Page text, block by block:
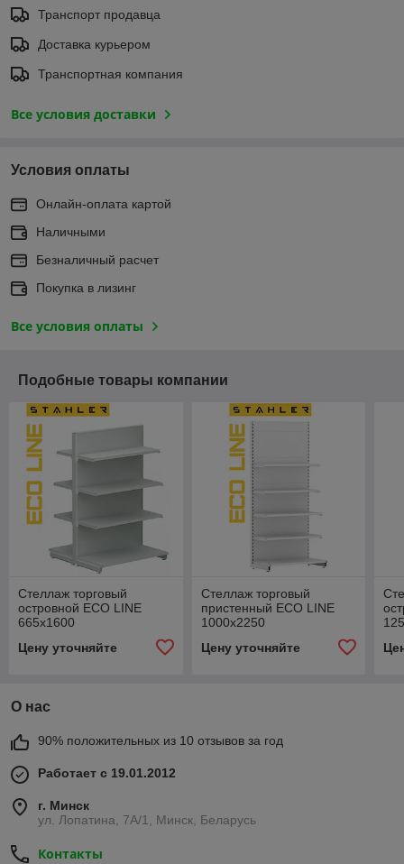
Транспорт продавца
Доставка курьером
Транспортная компания
Все условия доставки
Условия оплаты
Онлайн-оплата картой
Наличными
Безналичный расчет
Покупка в лизинг
Все условия оплаты
Подобные товары компании
Стеллаж торговый
островной ECO LINE
665х1600
Цену уточняйте
Стеллаж торговый
пристенный ECO LINE
1000х2250
Цену уточняйте
О нас
90% положительных из 10 отзывов за год
Работает с 19.01.2012
г. Минск
ул. Лопатина, 7А/1, Минск, Беларусь
Контакты